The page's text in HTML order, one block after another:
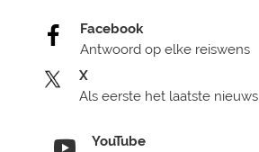
Facebook
Antwoord op elke reiswens
X
Als eerste het laatste nieuws
YouTube